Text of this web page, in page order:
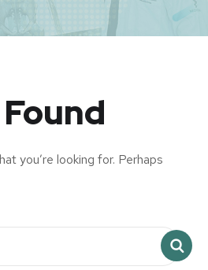
you’re looking for. Perhaps